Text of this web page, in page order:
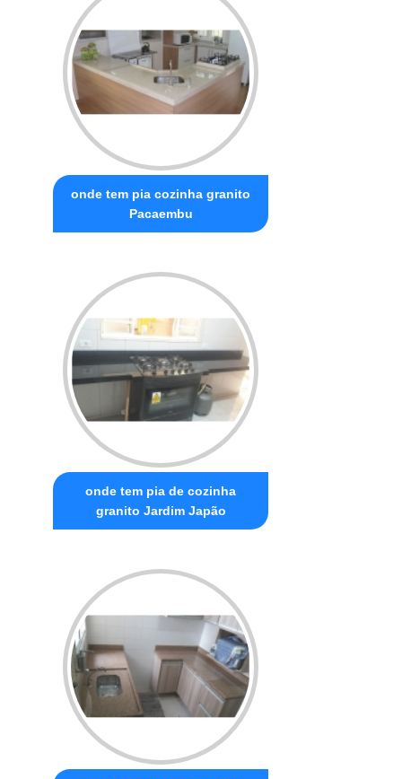
onde tem pia cozinha granito
Pacaembu
onde tem pia de cozinha
granito Jardim Japão